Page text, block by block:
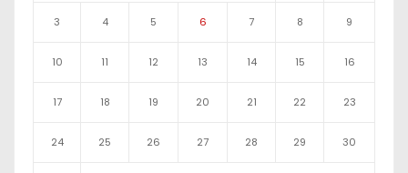
3 4 5 6 7 8 9
10 11 12 13 14 15 16
17 18 19 20 21 22 23
24 25 26 27 28 29 30